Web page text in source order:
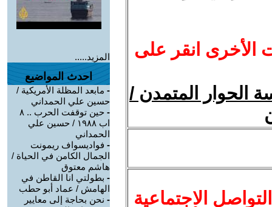
الأخرى انقر على
الحوار المتمدن /
الاجتماعية
المزيد.....
احدث المواضيع
- مابعد المظلة الأمريكية /
حسين علي الحمداني
-
حين توقفت الحرب .. ٨
اب ١٩٨٨ / حسين علي
الحمداني
- فواديسواف ريمونت
الجمال الكامن في الحياة /
هاشم معتوق
- بطولتي انا القاطن في
الهامش / عماد أبو حطب
- نحن بحاجة إلى معايير